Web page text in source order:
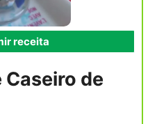
receita
Caseiro de